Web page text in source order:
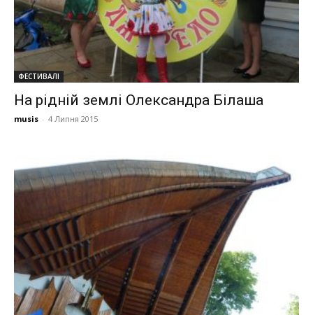
ФЕСТИВАЛІ
На рідній землі Олександра Білаша
musis - 4 Липня 2015